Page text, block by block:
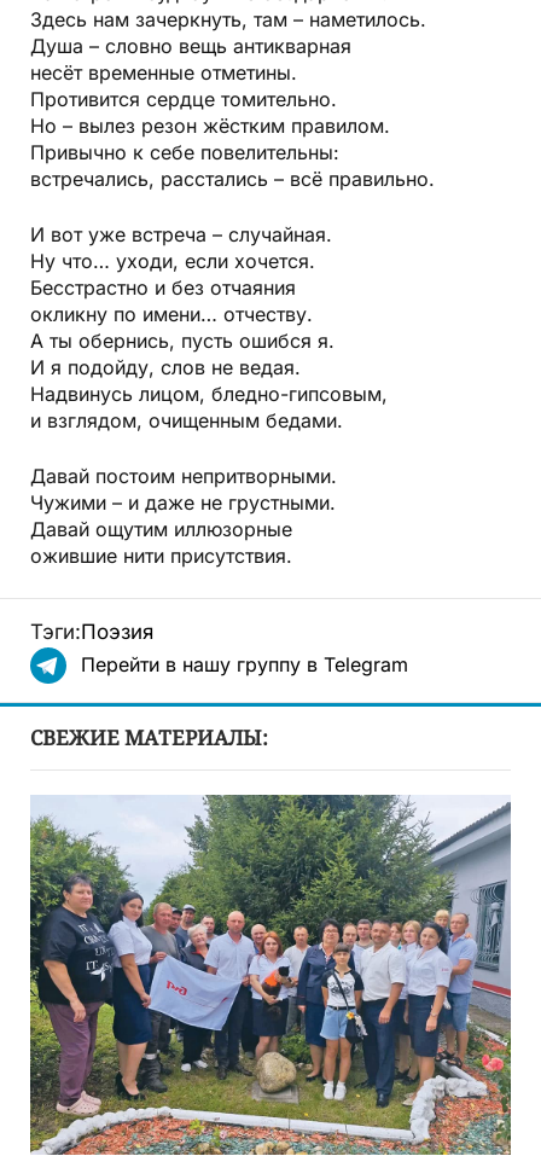
Здесь нам зачеркнуть, там – наметилось.
Душа – словно вещь антикварная
несёт временные отметины.
Противится сердце томительно.
Но – вылез резон жёстким правилом.
Привычно к себе повелительны:
встречались, расстались – всё правильно.
И вот уже встреча – случайная.
Ну что… уходи, если хочется.
Бесстрастно и без отчаяния
окликну по имени… отчеству.
А ты обернись, пусть ошибся я.
И я подойду, слов не ведая.
Надвинусь лицом, бледно-гипсовым,
и взглядом, очищенным бедами.
Давай постоим непритворными.
Чужими – и даже не грустными.
Давай ощутим иллюзорные
ожившие нити присутствия.
Тэги:Поэзия
Перейти в нашу группу в Telegram
СВЕЖИЕ МАТЕРИАЛЫ: